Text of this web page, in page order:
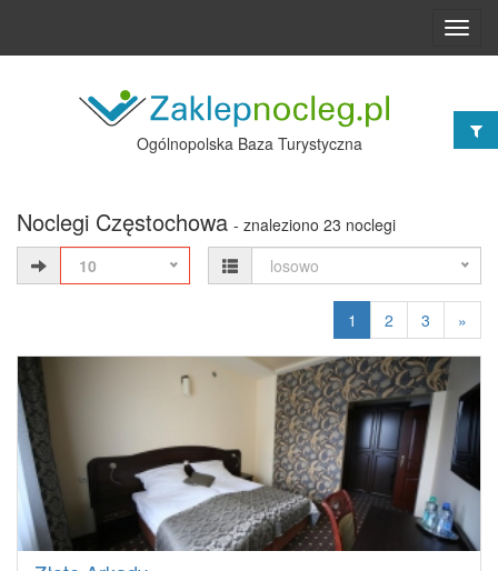
Ogólnopolska Baza Turystyczna
Noclegi Częstochowa - znaleziono 23 noclegi
10
losowo
1 2 3 »